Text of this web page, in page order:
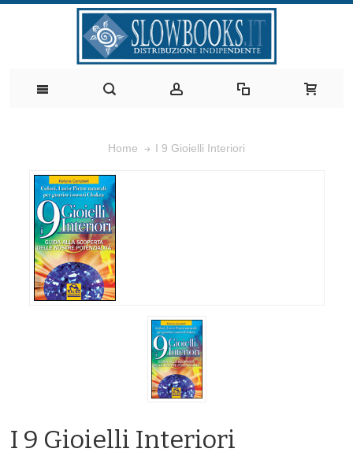
Home I 9 Gioielli Interiori
I 9 Gioielli Interiori